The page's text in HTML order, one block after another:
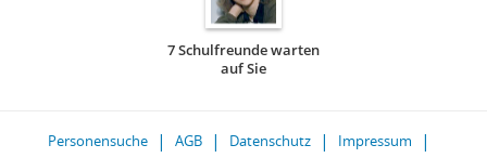
7 Schulfreunde warten
auf Sie
Personensuche AGB Datenschutz
Impressum